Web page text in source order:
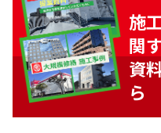
施
関
資
ら